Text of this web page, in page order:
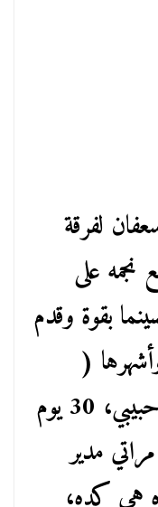
لفرقة
نجمه على
بقوة وقدم
(
سفاح النساء، أونكل زيزو حبيبي، 30 يوم
مدير